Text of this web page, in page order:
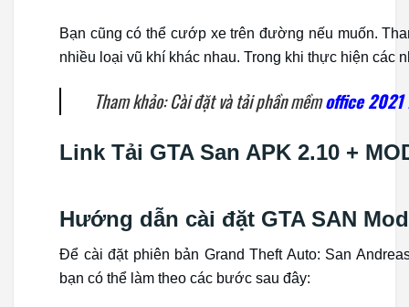
Bạn cũng có thể cướp xe trên đường nếu muốn.
nhiều loại vũ khí khác nhau. Trong khi thực hiện các
Tham khảo: Cài đặt và tải phần mềmoffice
Link Tải GTA San APK 2.10 +
Hướng dẫn cài đặt GTA SAN
Để cài đặt phiên bản Grand Theft Auto: San
bạn có thể làm theo các bước sau đây: